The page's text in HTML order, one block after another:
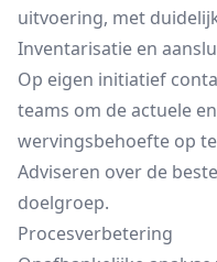
uitvoering, met
Inventarisatie en
Op eigen initiatief
teams om de actuele
wervingsbehoefte op
Adviseren over de
doelgroep.
Procesverbetering